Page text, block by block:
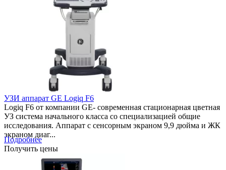
УЗИ аппарат GE Logiq F6
Logiq F6 от компании GE- современная стационарная цветная
УЗ система начального класса со специализацией общие
исследования. Аппарат с сенсорным экраном 9,9 дюйма и ЖК
экраном диаг...
Подробнее
Получить цены